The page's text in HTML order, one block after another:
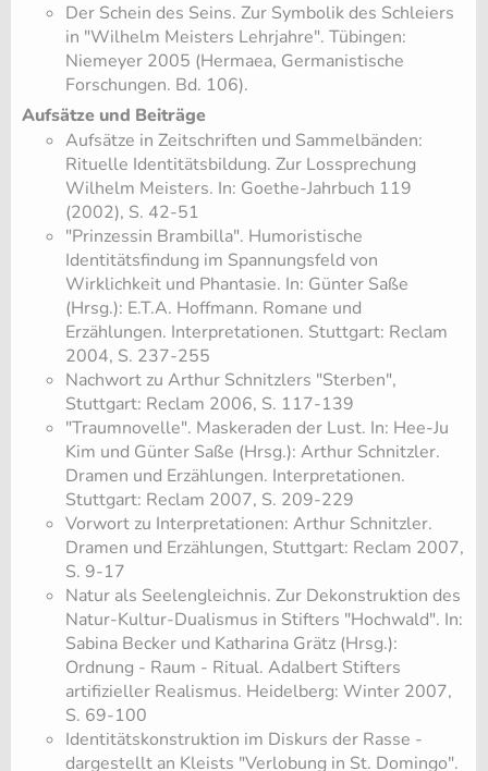
Der Schein des Seins. Zur Symbolik des Schleiers
in "Wilhelm Meisters Lehrjahre". Tübingen:
Niemeyer 2005 (Hermaea, Germanistische
Forschungen. Bd. 106).
Aufsätze und Beiträge
Aufsätze in Zeitschriften und Sammelbänden:
Rituelle Identitätsbildung. Zur Lossprechung
Wilhelm Meisters. In: Goethe-Jahrbuch 119
(2002), S. 42-51
"Prinzessin Brambilla". Humoristische
Identitätsfindung im Spannungsfeld von
Wirklichkeit und Phantasie. In: Günter Saße
(Hrsg.): E.T.A. Hoffmann. Romane und
Erzählungen. Interpretationen. Stuttgart: Reclam
2004, S. 237-255
Nachwort zu Arthur Schnitzlers "Sterben",
Stuttgart: Reclam 2006, S. 117-139
"Traumnovelle". Maskeraden der Lust. In: Hee-Ju
Kim und Günter Saße (Hrsg.): Arthur Schnitzler.
Dramen und Erzählungen. Interpretationen.
Stuttgart: Reclam 2007, S. 209-229
Vorwort zu Interpretationen: Arthur Schnitzler.
Dramen und Erzählungen, Stuttgart: Reclam 2007,
S. 9-17
Natur als Seelengleichnis. Zur Dekonstruktion des
Natur-Kultur-Dualismus in Stifters "Hochwald". In:
Sabina Becker und Katharina Grätz (Hrsg.):
Ordnung - Raum - Ritual. Adalbert Stifters
artifizieller Realismus. Heidelberg: Winter 2007,
S. 69-100
Identitätskonstruktion im Diskurs der Rasse -
dargestellt an Kleists "Verlobung in St. Domingo".